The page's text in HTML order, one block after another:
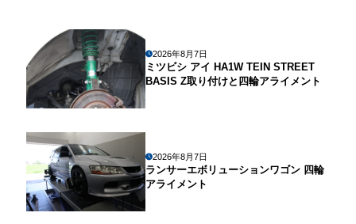
2026年8月7日
ミツビシ アイ HA1W TEIN STREET
BASIS Z取り付けと四輪アライメント
2026年8月7日
ランサーエボリューションワゴン 四輪
アライメント